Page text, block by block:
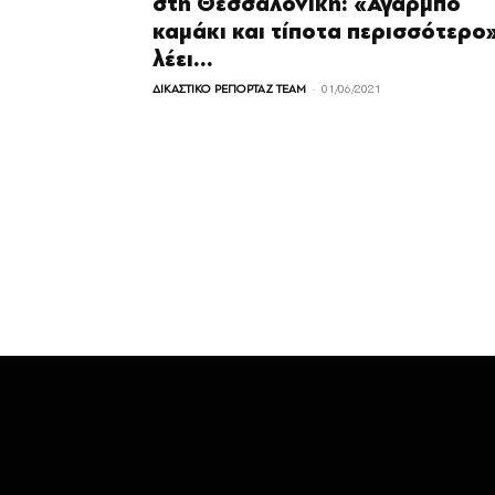
καμάκι και τίποτα
λέει...
ΔΙΚΑΣΤΙΚΟ ΡΕΠΟΡΤΑΖ TEAM - 01/06/2021